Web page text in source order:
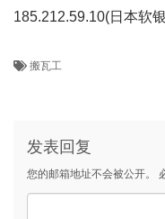
185.212.59.10(日本软
搬瓦工
发表回复
您的邮箱地址不会被公开。